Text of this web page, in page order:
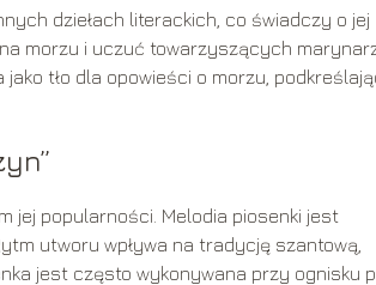
dziełach literackich, co świadczy o jej
morzu i uczuć towarzyszących
tło dla opowieści o morzu,
jej popularności. Melodia piosenki jest
utworu wpływa na tradycję szantową,
jest często wykonywana przy ognisku